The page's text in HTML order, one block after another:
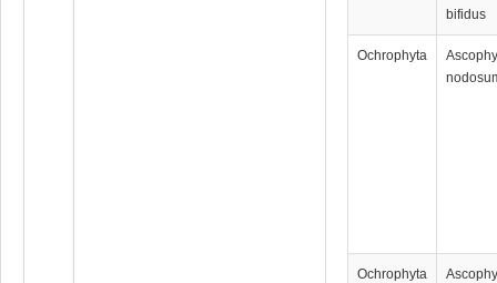
bifidus
Ochrophyta
Ochrophyta